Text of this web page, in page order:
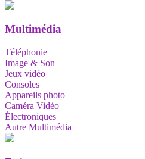
Multimédia
Téléphonie
Image & Son
Jeux vidéo
Consoles
Appareils photo
Caméra Vidéo
Électroniques
Autre Multimédia